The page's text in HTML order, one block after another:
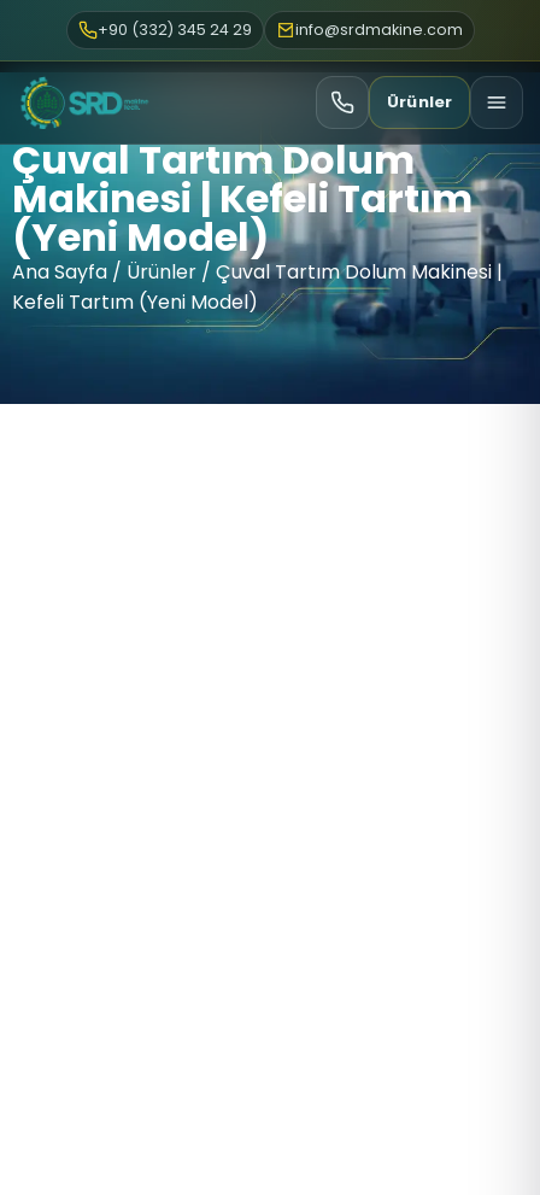
+90 (332) 345 24 29 info@srdmakine.com
Ürünler
Çuval Tartım Dolum
Makinesi | Kefeli Tartım
(Yeni Model)
Ana Sayfa / Ürünler / Çuval Tartım Dolum Makinesi |
Kefeli Tartım (Yeni Model)